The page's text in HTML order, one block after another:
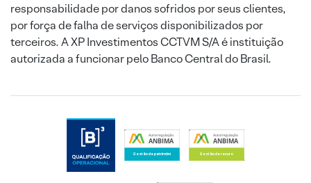
responsabilidade por danos sofridos por seus clientes,
por força de falha de serviços disponibilizados por
terceiros. A XP Investimentos CCTVM S/A é instituição
autorizada a funcionar pelo Banco Central do Brasil.